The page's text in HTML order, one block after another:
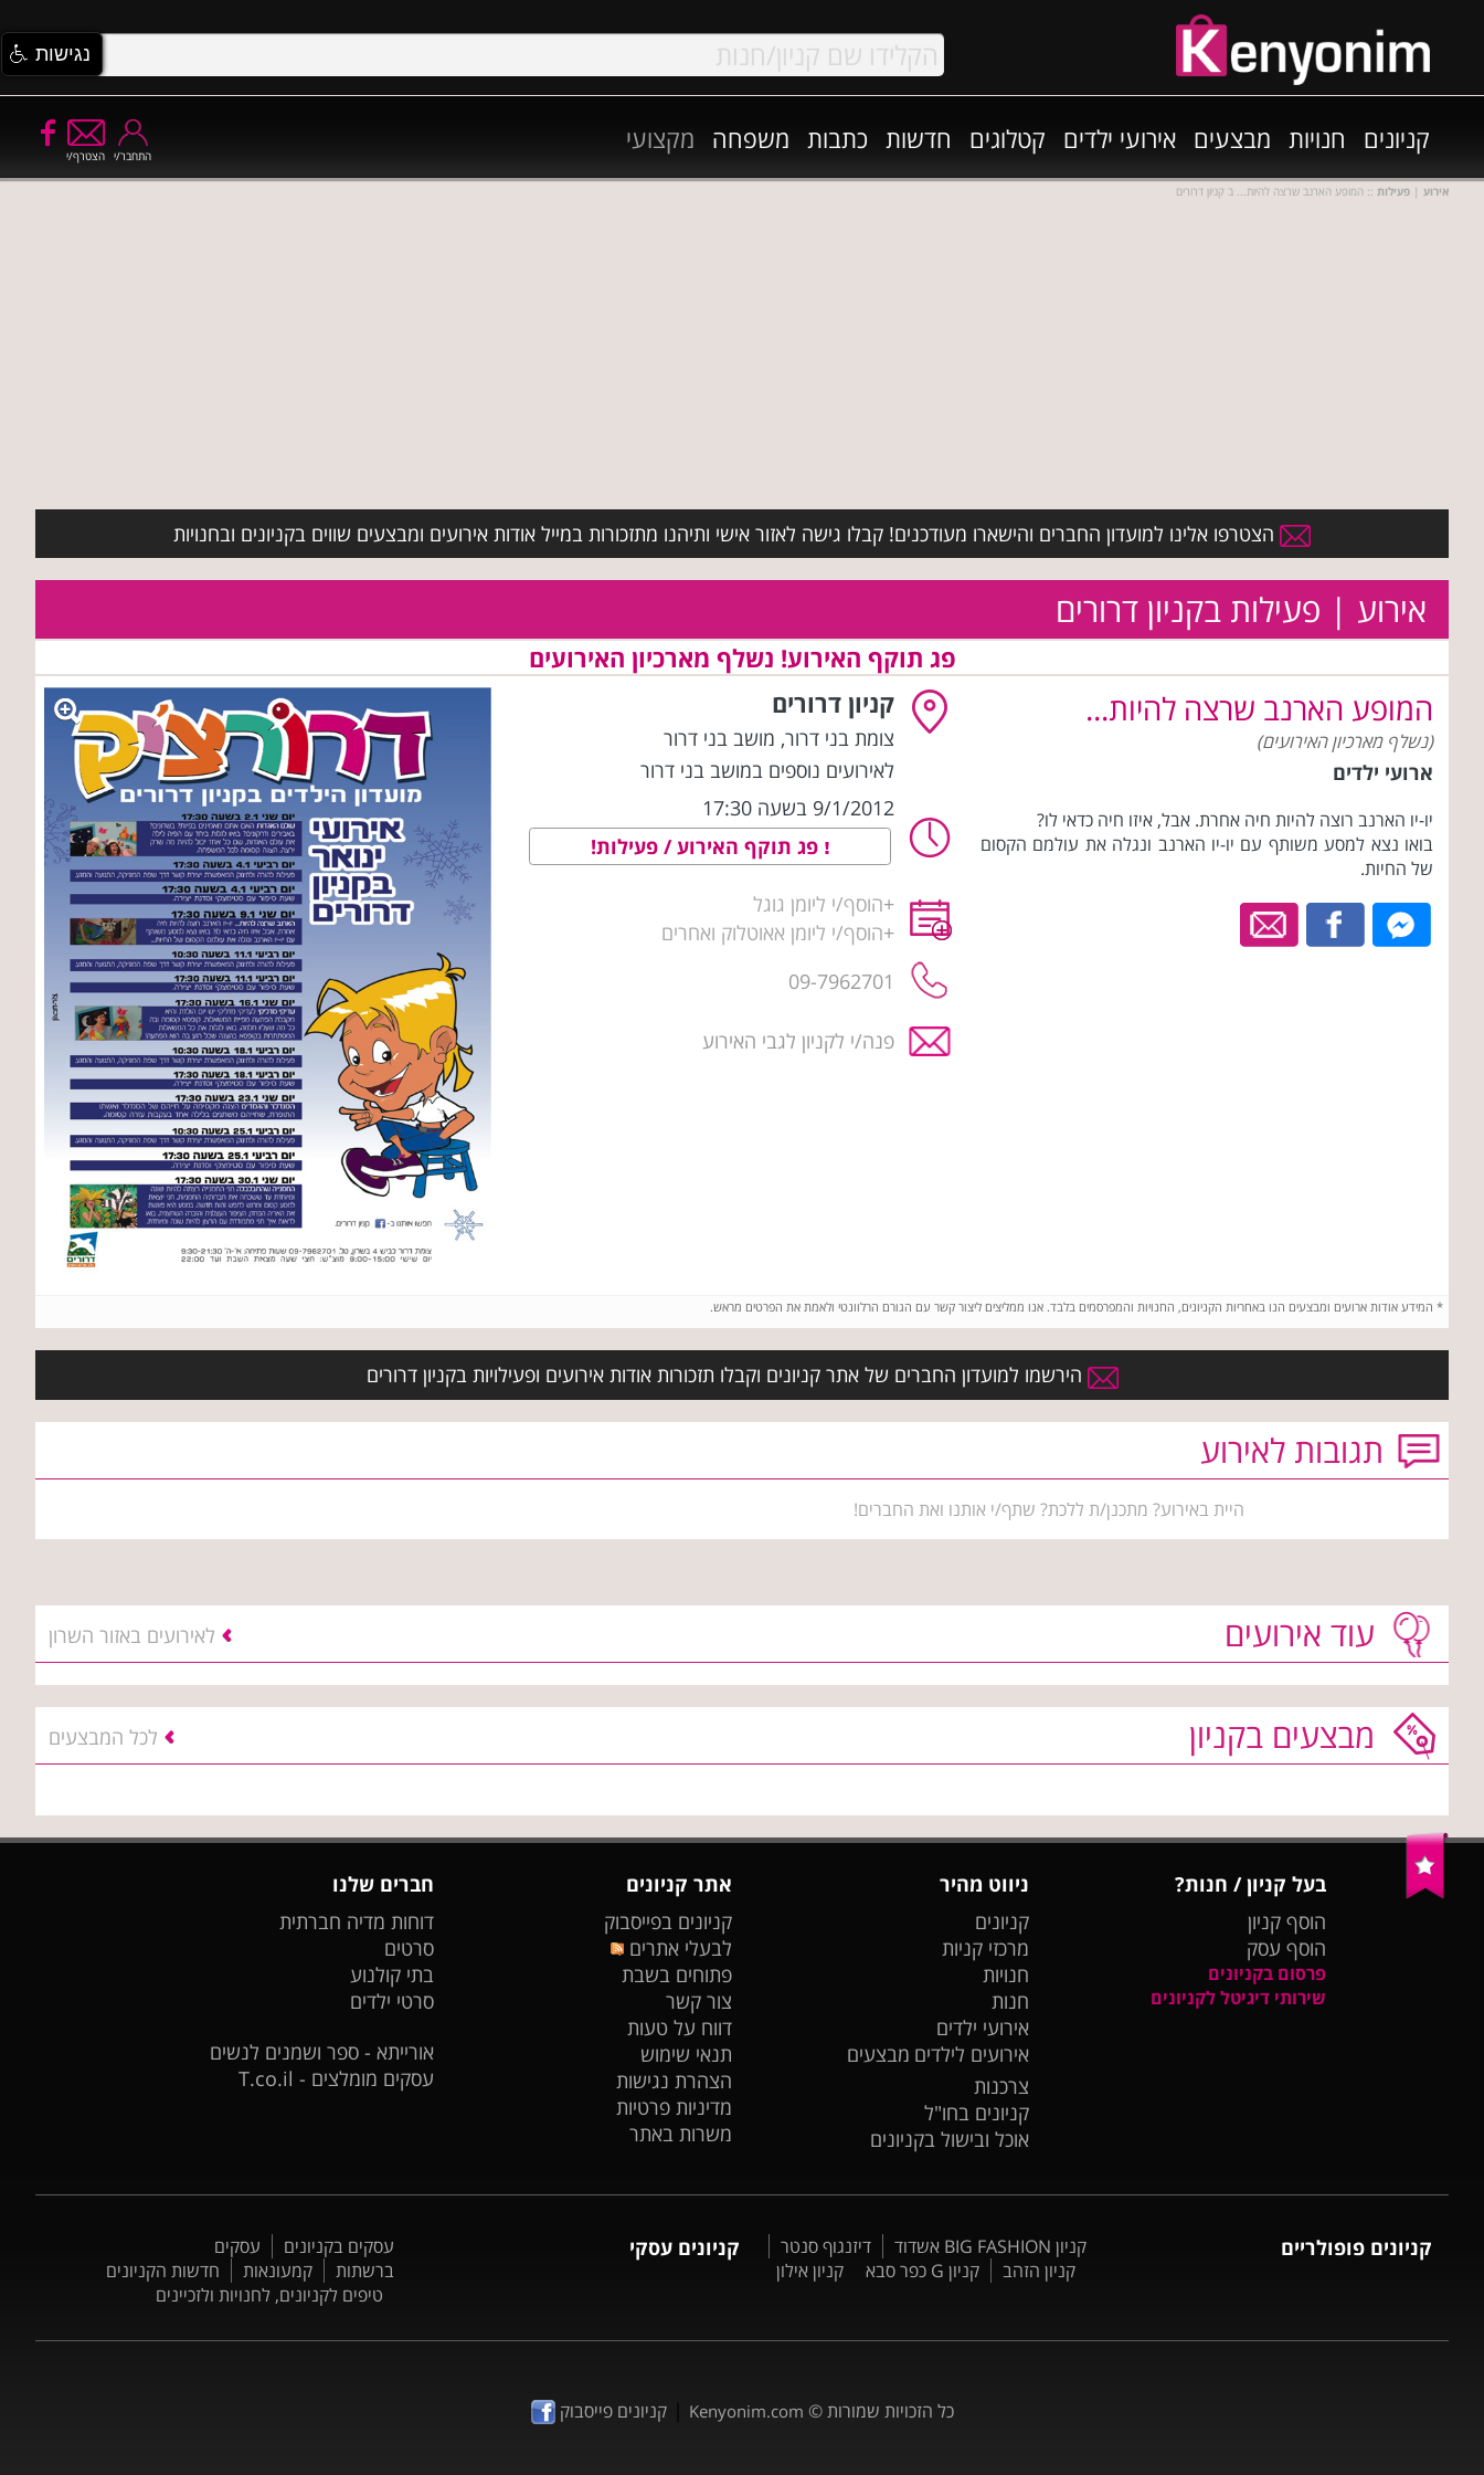
קניונים חנויות מבצעים אירועי ילדים קטלוגים חדשות כתבות משפחה מקצועי
הצטרף/י התחבר/י
אירוע | פעילות :: המופע הארנב שרצה להיות... ב קניון דרורים
הצטרפו אלינו למועדון החברים והישארו מעודכנים! קבלו גישה לאזור אישי ותיהנו מתזכורות במייל אודות אירועים ומבצעים שווים בקניונים ובחנויות
אירוע | פעילות בקניון דרורים
פג תוקף האירוע! נשלף מארכיון האירועים
המופע הארנב שרצה להיות...
(נשלף מארכיון האירועים)
ארועי ילדים
יו-יו הארנב רוצה להיות חיה אחרת. אבל, איזו חיה כדאי לו?
בואו נצא למסע משותף עם יו-יו הארנב ונגלה את עולמם הקסום
של החיות.
קניון דרורים
צומת בני דרור, מושב בני דרור
לאירועים נוספים במושב בני דרור
9/1/2012 בשעה 17:30
פג תוקף האירוע / פעילות!
+הוסף/י ליומן גוגל
+הוסף/י ליומן אאוטלוק ואחרים
09-7962701
פנה/י לקניון לגבי האירוע
* המידע אודות ארועים ומבצעים הנו באחריות הקניונים, החנויות והמפרסמים בלבד. אנו ממליצים ליצור קשר עם הגורם הרלוונטי ולאמת את הפרטים מראש.
הירשמו למועדון החברים של אתר קניונים וקבלו תזכורות אודות אירועים ופעילויות בקניון דרורים
תגובות לאירוע
היית באירוע? מתכנן/ת ללכת? שתף/י אותנו ואת החברים!
עוד אירועים לאירועים באזור השרון
מבצעים בקניון לכל המבצעים
בעל קניון / חנות?
הוסף קניון
הוסף עסק
פרסום בקניונים
שירותי דיגיטל לקניונים
ניווט מהיר
קניונים
מרכזי קניות
חנויות
חנות
אירועי ילדים
אירועים לילדים מבצעים
צרכנות
קניונים בחו"ל
אוכל ובישול בקניונים
אתר קניונים
קניונים בפייסבוק
לבעלי אתרים
פתוחים בשבת
צור קשר
דווח על טעות
תנאי שימוש
הצהרת נגישות
מדיניות פרטיות
משרות באתר
חברים שלנו
דוחות מדיה חברתית
סרטים
בתי קולנוע
סרטי ילדים
אורייתא - ספר ושמנים לנשים
עסקים מומלצים - T.co.il
קניונים פופולריים קניון BIG FASHION אשדוד
דיזנגוף סנטר
קניון הזהב
קניון G כפר סבא קניון אילון
קניונים עסקי עסקים בקניונים
עסקים
ברשתות
קמעונאות
חדשות הקניונים
טיפים לקניונים, לחנויות ולזכיינים
כל הזכויות שמורות © Kenyonim.com
|קניונים פייסבוק
נגישות